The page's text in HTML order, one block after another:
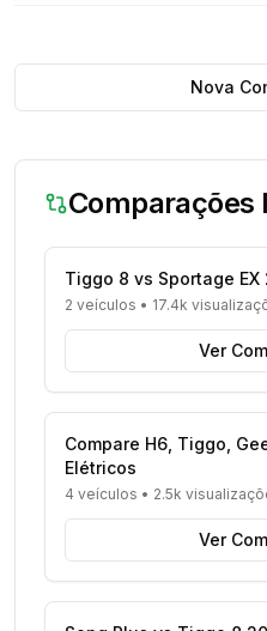
Nova
Comparações
Tiggo 8 vs Sportage
2 veículos • 17.4k
Ver
Compare H6, Tiggo,
Elétricos
4 veículos • 2.5k
Ver